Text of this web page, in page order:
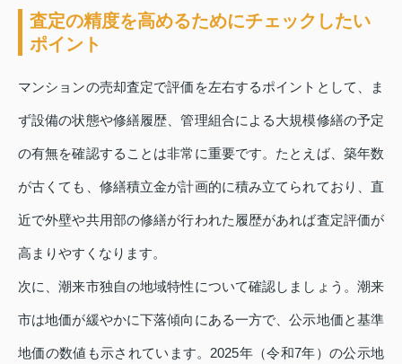
査定の精度を高めるためにチェックしたい
ポイント
マンションの売却査定で評価を左右するポイントとして、ま
ず設備の状態や修繕履歴、管理組合による大規模修繕の予定
の有無を確認することは非常に重要です。たとえば、築年数
が古くても、修繕積立金が計画的に積み立てられており、直
近で外壁や共用部の修繕が行われた履歴があれば査定評価が
高まりやすくなります。
次に、潮来市独自の地域特性について確認しましょう。潮来
市は地価が緩やかに下落傾向にある一方で、公示地価と基準
地価の数値も示されています。2025年（令和7年）の公示地